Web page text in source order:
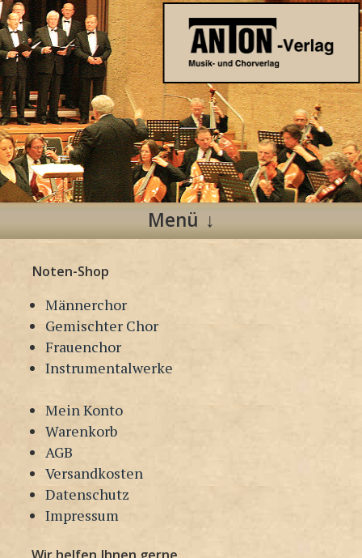
Anton Verlag
Musik- und Chorverlag
Menü
Inhalt
springen
Noten-Shop
Männerchor
Gemischter Chor
Frauenchor
Instrumentalwerke
Mein Konto
Warenkorb
AGB
Versandkosten
Datenschutz
Impressum